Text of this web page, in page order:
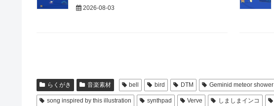
2026-08-03
らくがき 音楽素材 bell bird DTM Geminid meteor shower
song inspired by this illustration synthpad Verve しましまインコ